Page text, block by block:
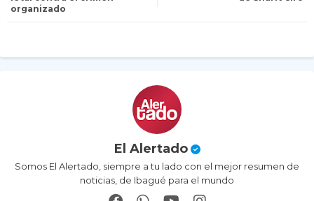
organizado
El Alertado
Somos El Alertado, siempre a tu lado con el mejor resumen de
noticias, de Ibagué para el mundo